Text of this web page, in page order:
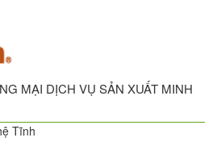
MẠI DỊCH VỤ SẢN XUẤT MINH
Tĩnh